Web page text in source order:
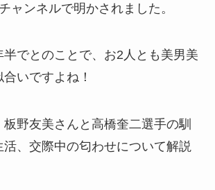
ャンネルで明かされました。
でとのことで、お2人とも美男美
いですよね！
野友美さんと高橋奎二選手の馴
、交際中の匂わせについて解説